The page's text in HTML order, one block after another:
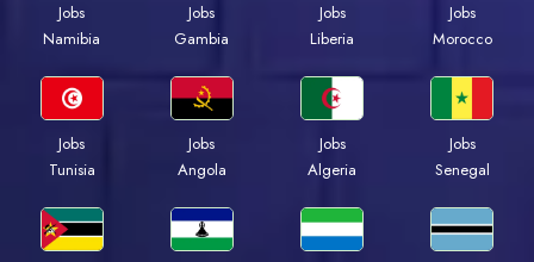
Jobs
Namibia
Jobs
Gambia
Jobs
Liberia
Jobs
Morocco
Jobs
Tunisia
Jobs
Angola
Jobs
Algeria
Jobs
Senegal